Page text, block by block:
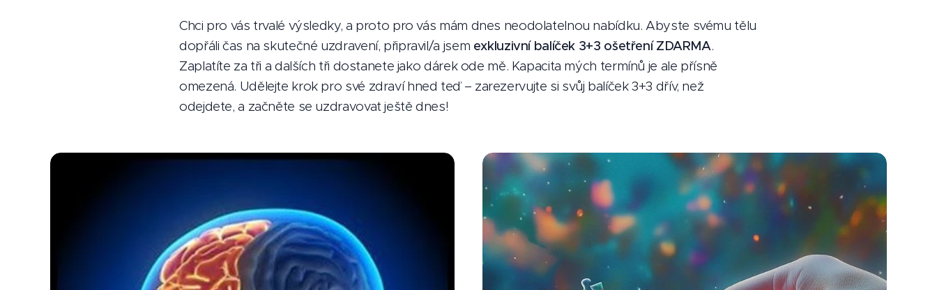
Chci pro vás trvalé výsledky, a proto pro vás mám dnes neodolatelnou nabídku. Abyste svému tělu
dopřáli čas na skutečné uzdravení, připravil/a jsem exkluzivní balíček 3+3 ošetření ZDARMA.
Zaplatíte za tři a dalších tři dostanete jako dárek ode mě. Kapacita mých termínů je ale přísně
omezená. Udělejte krok pro své zdraví hned teď – zarezervujte si svůj balíček 3+3 dřív, než
odejdete, a začněte se uzdravovat ještě dnes!